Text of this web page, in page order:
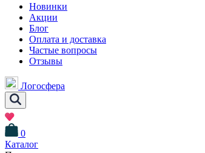
Новинки
Акции
Блог
Оплата и доставка
Частые вопросы
Отзывы
Логосфера
0
Каталог